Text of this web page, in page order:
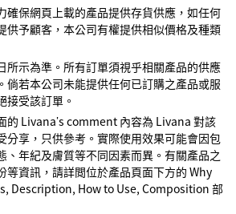
確保網頁上載的產品提供存貨供應，如任何
供予顧客，本公司有權提供相似價格及種類
所示為準。所有訂單須視乎相關產品的供應
倘若本公司未能提供任何已訂購之產品或服
接受該訂單。
的 Livana’s comment 內容為 Livana 對該
分享，只供參考。實際使用效果可能會因包
、年紀及膚質等不同因素而異。有關產品之
等資訊，請詳閲位於產品頁面下方的 Why
Description, How to Use, Composition 部